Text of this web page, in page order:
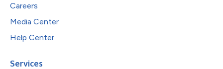
Careers
Media Center
Help Center
Services